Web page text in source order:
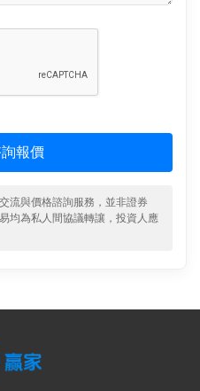
報價
流與價格諮詢服務，並非證券
均為私人間協議轉讓，投資人應